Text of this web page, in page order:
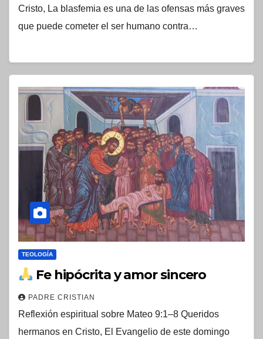
Cristo, La blasfemia es una de las ofensas más graves
que puede cometer el ser humano contra…
TEOLOGÍA
Fe hipócrita y amor sincero
PADRE CRISTIAN
Reflexión espiritual sobre Mateo 9:1–8 Queridos
hermanos en Cristo, El Evangelio de este domingo